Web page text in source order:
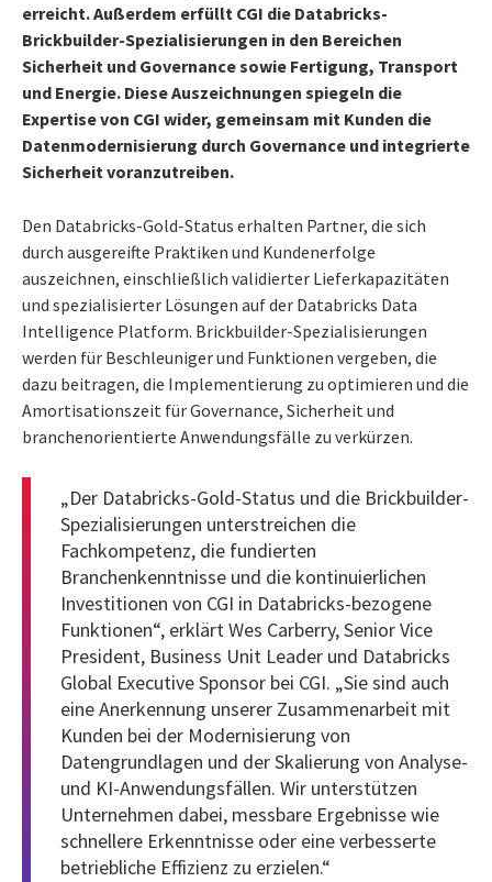
erreicht. Außerdem erfüllt CGI die Databricks-
Brickbuilder-Spezialisierungen in den Bereichen
Sicherheit und Governance sowie Fertigung, Transport
und Energie. Diese Auszeichnungen spiegeln die
Expertise von CGI wider, gemeinsam mit Kunden die
Datenmodernisierung durch Governance und integrierte
Sicherheit voranzutreiben.
Den Databricks-Gold-Status erhalten Partner, die sich
durch ausgereifte Praktiken und Kundenerfolge
auszeichnen, einschließlich validierter Lieferkapazitäten
und spezialisierter Lösungen auf der Databricks Data
Intelligence Platform. Brickbuilder-Spezialisierungen
werden für Beschleuniger und Funktionen vergeben, die
dazu beitragen, die Implementierung zu optimieren und die
Amortisationszeit für Governance, Sicherheit und
branchenorientierte Anwendungsfälle zu verkürzen.
„Der Databricks-Gold-Status und die Brickbuilder-
Spezialisierungen unterstreichen die
Fachkompetenz, die fundierten
Branchenkenntnisse und die kontinuierlichen
Investitionen von CGI in Databricks-bezogene
Funktionen“, erklärt Wes Carberry, Senior Vice
President, Business Unit Leader und Databricks
Global Executive Sponsor bei CGI. „Sie sind auch
eine Anerkennung unserer Zusammenarbeit mit
Kunden bei der Modernisierung von
Datengrundlagen und der Skalierung von Analyse-
und KI-Anwendungsfällen. Wir unterstützen
Unternehmen dabei, messbare Ergebnisse wie
schnellere Erkenntnisse oder eine verbesserte
betriebliche Effizienz zu erzielen.“